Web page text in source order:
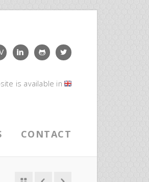
is available in
CONTACT